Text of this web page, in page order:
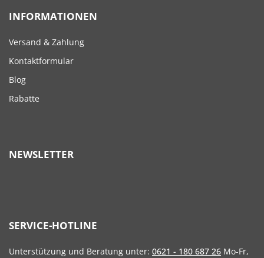
INFORMATIONEN
Versand & Zahlung
Kontaktformular
Blog
Rabatte
NEWSLETTER
SERVICE-HOTLINE
Unterstützung und Beratung unter: 0621 - 180 687 26 Mo-Fr,